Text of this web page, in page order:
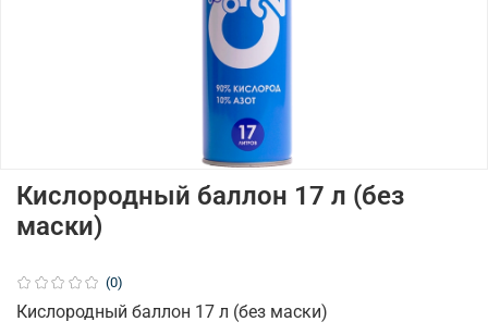
(0)
Кислородный баллон 17 л (без
маски)
Кислородный баллон 17 л (без маски)